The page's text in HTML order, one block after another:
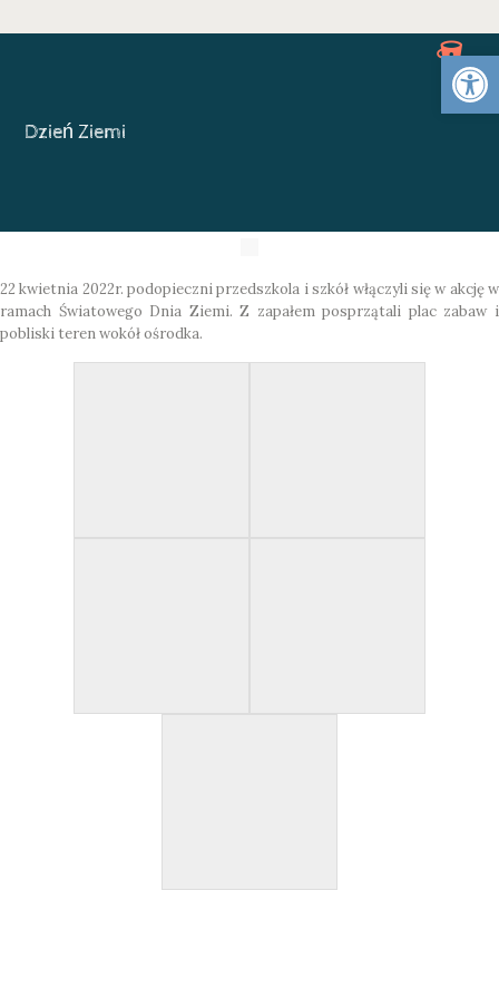
Dzień Ziemi
22 kwietnia 2022r. podopieczni przedszkola i szkół włączyli się w akcję w
ramach Światowego Dnia Ziemi. Z zapałem posprzątali plac zabaw i
pobliski teren wokół ośrodka.